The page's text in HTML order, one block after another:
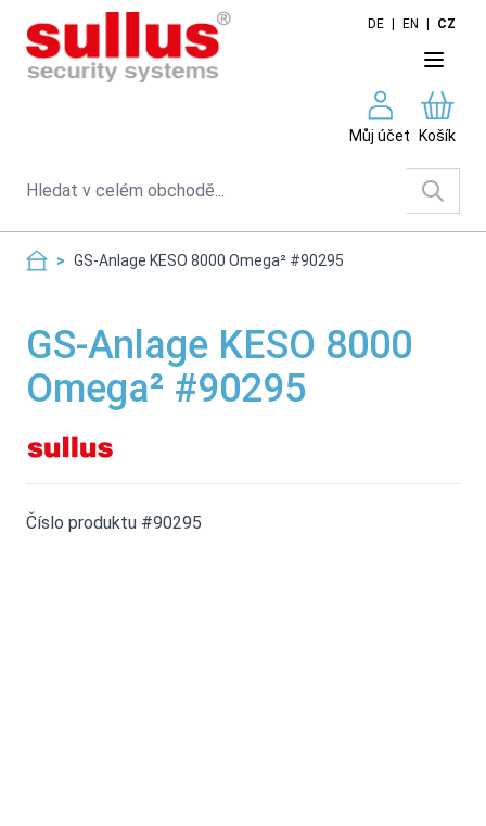
Skip to Content
DE EN CZ
Můj účet Košík
Search
> GS-Anlage KESO 8000 Omega² #90295
GS-Anlage KESO 8000
Omega² #90295
Číslo produktu #90295